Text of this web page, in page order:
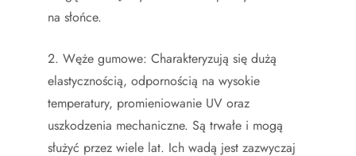
na słońce.
2. Węże gumowe: Charakteryzują się dużą
elastycznością, odpornością na wysokie
temperatury, promieniowanie UV oraz
uszkodzenia mechaniczne. Są trwałe i mogą
służyć przez wiele lat. Ich wadą jest zazwyczaj